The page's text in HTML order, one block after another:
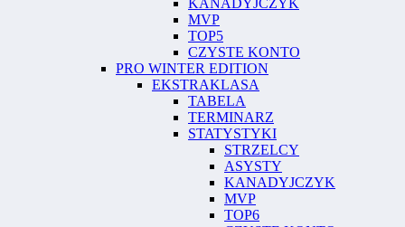
MVP
TOP5
CZYSTE KONTO
PRO WINTER EDITION
EKSTRAKLASA
TABELA
TERMINARZ
STATYSTYKI
STRZELCY
ASYSTY
KANADYJCZYK
MVP
TOP6